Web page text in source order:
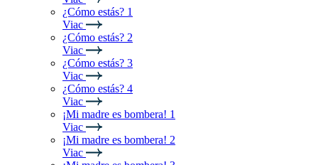
¿Cómo estás? 1
Viac
¿Cómo estás? 2
Viac
¿Cómo estás? 3
Viac
¿Cómo estás? 4
Viac
¡Mi madre es bombera! 1
Viac
¡Mi madre es bombera! 2
Viac